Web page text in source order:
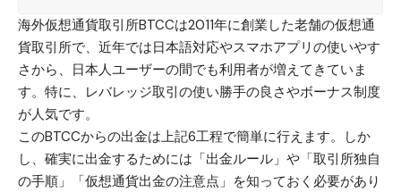
海外仮想通貨取引所BTCCは2011年に創業した老舗の仮想通
貨取引所で、近年では日本語対応やスマホアプリの使いやす
さから、日本人ユーザーの間でも利用者が増えてきていま
す。特に、レバレッジ取引の使い勝手の良さやボーナス制度
が人気です。
このBTCCからの出金は上記6工程で簡単に行えます。しか
し、確実に出金するためには「出金ルール」や「取引所独自
の手順」「仮想通貨出金の注意点」を知っておく必要があり